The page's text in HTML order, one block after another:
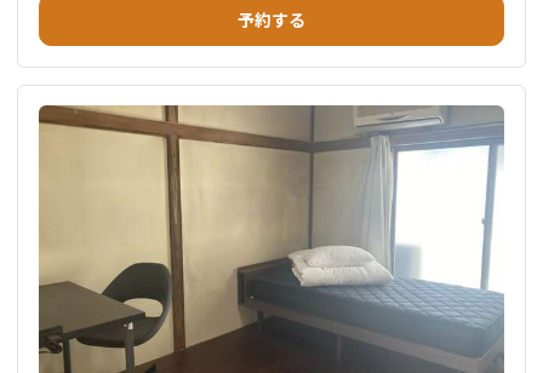
予約する